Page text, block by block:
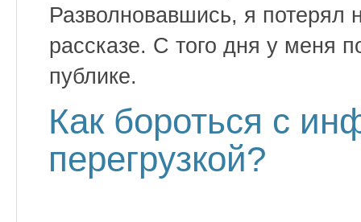
Разволновавшись, я потерял
рассказе. С того дня у меня
публике.
Как бороться с
перегрузкой?